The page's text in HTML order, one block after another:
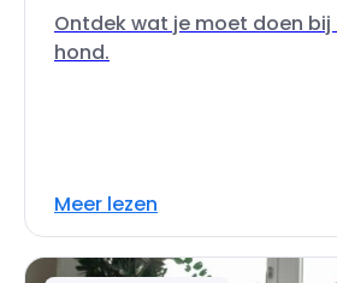
Ontdek wat je moet doen
hond.
Meer lezen